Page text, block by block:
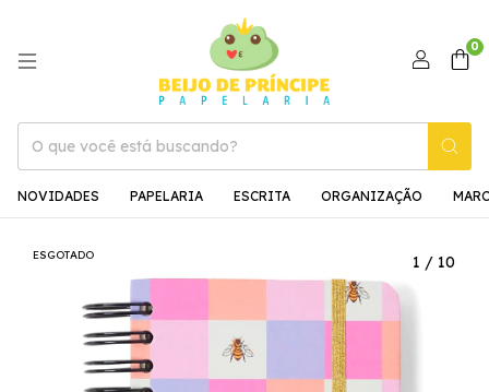
0
NOVIDADES PAPELARIA ESCRITA ORGANIZAÇÃO
ESGOTADO 1 / 10